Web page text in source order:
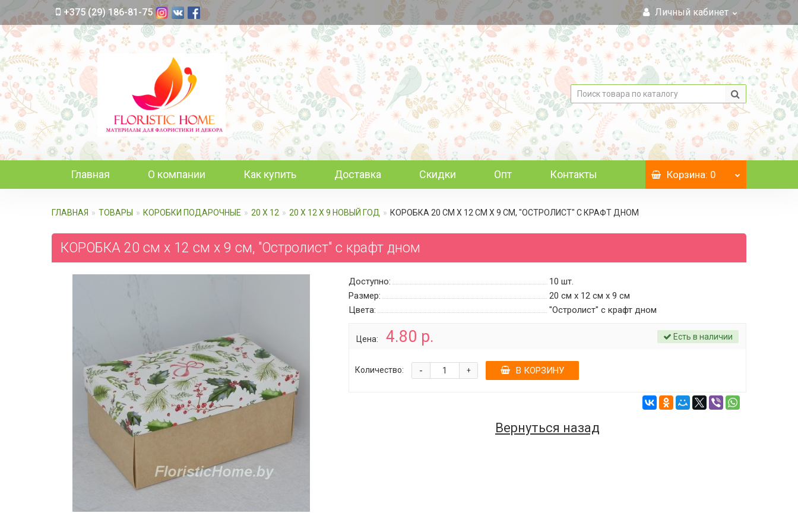
+375 (29) 186-81-75 Личный кабинет
Главная О компании Как купить Доставка Скидки Опт Контакты Корзина: 0
ГЛАВНАЯ ТОВАРЫ КОРОБКИ ПОДАРОЧНЫЕ 20 Х 12 20 Х 12 Х 9 НОВЫЙ ГОД КОРОБКА 20 СМ Х 12 СМ Х 9 СМ, "ОСТРОЛИСТ" C КРАФТ ДНОМ
КОРОБКА 20 см х 12 см х 9 см, "Остролист" c крафт дном
Доступно: 10 шт.
Размер:
20 см х 12 см х 9 см
Цвета:
"Остролист" c крафт дном
Цена: 4.80 р. Есть в наличии
Количество: +
- В КОРЗИНУ
Вернуться назад